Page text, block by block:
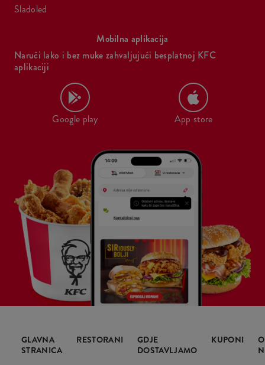
sladoled
Mobilna aplikacija
Naruči lako i bez muke zahvaljujući besplatnoj KFC
aplikaciji
Google play App store
GLAVNA
STRANICA
RESTORANI
GDJE
DOSTAVLJAMO
KUPONI
O